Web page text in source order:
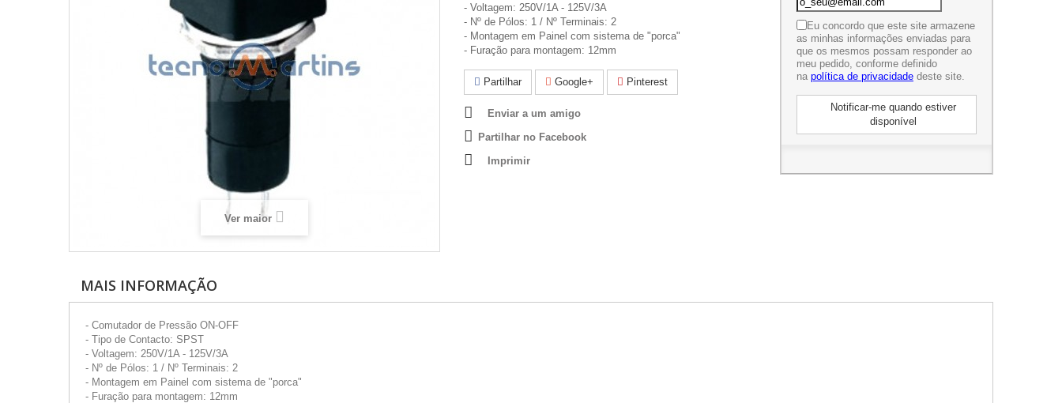
Ver maior
- Voltagem: 250V/1A - 125V/3A
- Nº de Pólos: 1 / Nº Terminais: 2
- Montagem em Painel com sistema de "porca"
- Furação para montagem: 12mm
Partilhar Google+ Pinterest
Enviar a um amigo
Partilhar no Facebook
Imprimir
Eu concordo que este site armazene
as minhas informações enviadas para
que os mesmos possam responder ao
meu pedido, conforme definido
na política de privacidadedeste site.
Notificar-me quando estiver
disponível
MAIS INFORMAÇÃO
- Comutador de Pressão ON-OFF
- Tipo de Contacto: SPST
- Voltagem: 250V/1A - 125V/3A
- Nº de Pólos: 1 / Nº Terminais: 2
- Montagem em Painel com sistema de "porca"
- Furação para montagem: 12mm